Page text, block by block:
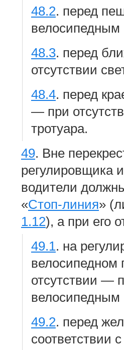
48.2. перед
велосипедным
48.3. перед
отсутствии
48.4. перед
— при
тротуара.
49. Вне
регулировщика
водители
«Стоп-линия»
1.12), а при его
49.1. на
велосипедном
отсутствии —
велосипедным
49.2. перед
соответствии